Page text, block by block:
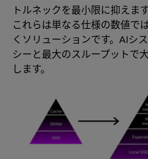
トルネックを最小限に抑えます
これらは単なる仕様の数値で
くソリューションです。AIシ
シーと最大のスループットで
します。